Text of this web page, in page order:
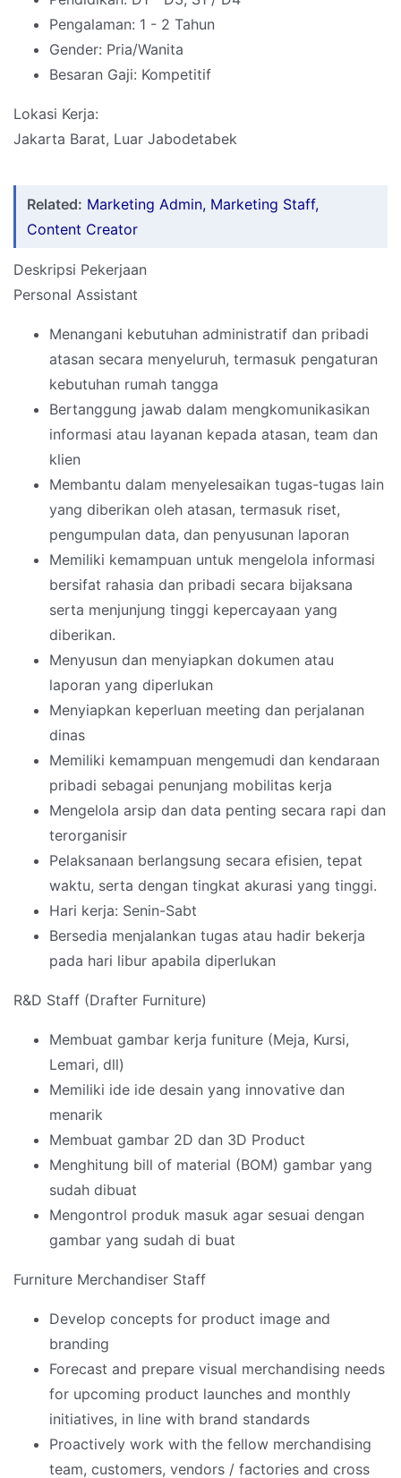
Pengalaman: 1 - 2 Tahun
Gender: Pria/Wanita
Besaran Gaji: Kompetitif
Lokasi Kerja:
Jakarta Barat, Luar Jabodetabek
Related: Marketing Admin, Marketing Staff,
Content Creator
Deskripsi Pekerjaan
Personal Assistant
Menangani kebutuhan administratif dan pribadi
atasan secara menyeluruh, termasuk pengaturan
kebutuhan rumah tangga
Bertanggung jawab dalam mengkomunikasikan
informasi atau layanan kepada atasan, team dan
klien
Membantu dalam menyelesaikan tugas-tugas lain
yang diberikan oleh atasan, termasuk riset,
pengumpulan data, dan penyusunan laporan
Memiliki kemampuan untuk mengelola informasi
bersifat rahasia dan pribadi secara bijaksana
serta menjunjung tinggi kepercayaan yang
diberikan.
Menyusun dan menyiapkan dokumen atau
laporan yang diperlukan
Menyiapkan keperluan meeting dan perjalanan
dinas
Memiliki kemampuan mengemudi dan kendaraan
pribadi sebagai penunjang mobilitas kerja
Mengelola arsip dan data penting secara rapi dan
terorganisir
Pelaksanaan berlangsung secara efisien, tepat
waktu, serta dengan tingkat akurasi yang tinggi.
Hari kerja: Senin-Sabt
Bersedia menjalankan tugas atau hadir bekerja
pada hari libur apabila diperlukan
R&D Staff (Drafter Furniture)
Membuat gambar kerja funiture (Meja, Kursi,
Lemari, dll)
Memiliki ide ide desain yang innovative dan
menarik
Membuat gambar 2D dan 3D Product
Menghitung bill of material (BOM) gambar yang
sudah dibuat
Mengontrol produk masuk agar sesuai dengan
gambar yang sudah di buat
Furniture Merchandiser Staff
Develop concepts for product image and
branding
Forecast and prepare visual merchandising needs
for upcoming product launches and monthly
initiatives, in line with brand standards
Proactively work with the fellow merchandising
team, customers, vendors / factories and cross